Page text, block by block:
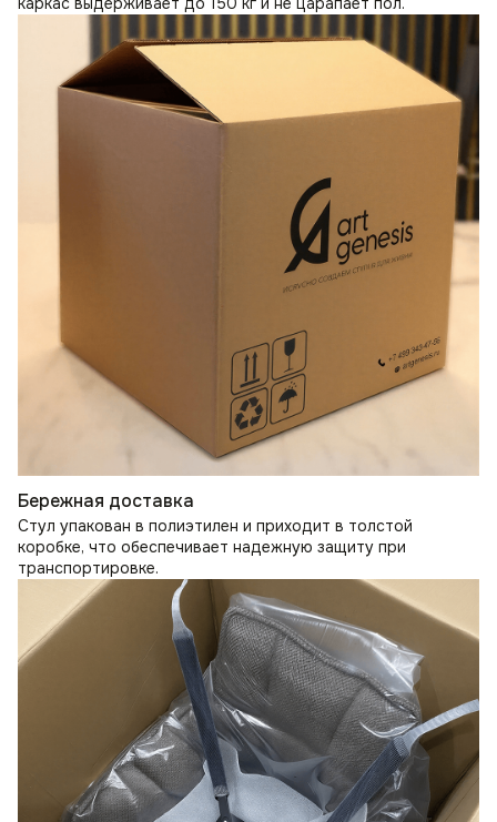
Бережная доставка
Стул упакован в полиэтилен и приходит в толстой
коробке, что обеспечивает надежную защиту при
транспортировке.